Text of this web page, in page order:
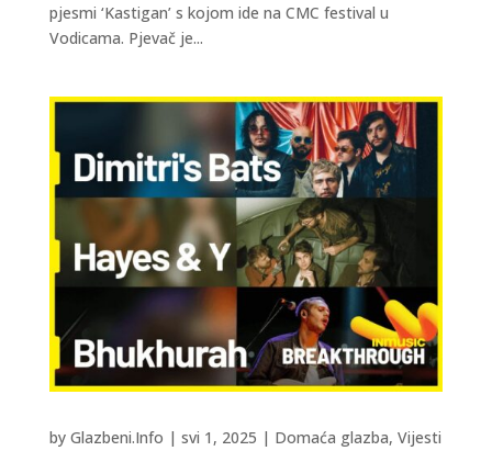
pjesmi ‘Kastigan’ s kojom ide na CMC festival u
Vodicama. Pjevač je...
by Glazbeni.Info | svi 1, 2025 | Domaća glazba, Vijesti